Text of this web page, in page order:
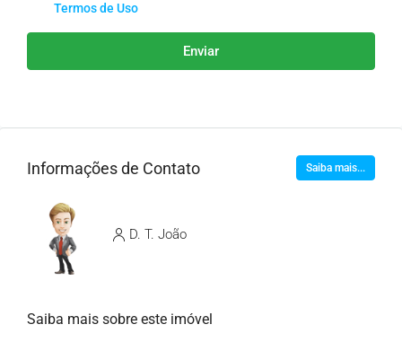
Termos de Uso
Enviar
Informações de Contato Saiba mais...
D. T. João
Saiba mais sobre este imóvel